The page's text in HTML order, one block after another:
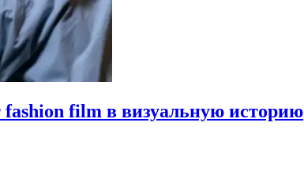
film в визуальную историю